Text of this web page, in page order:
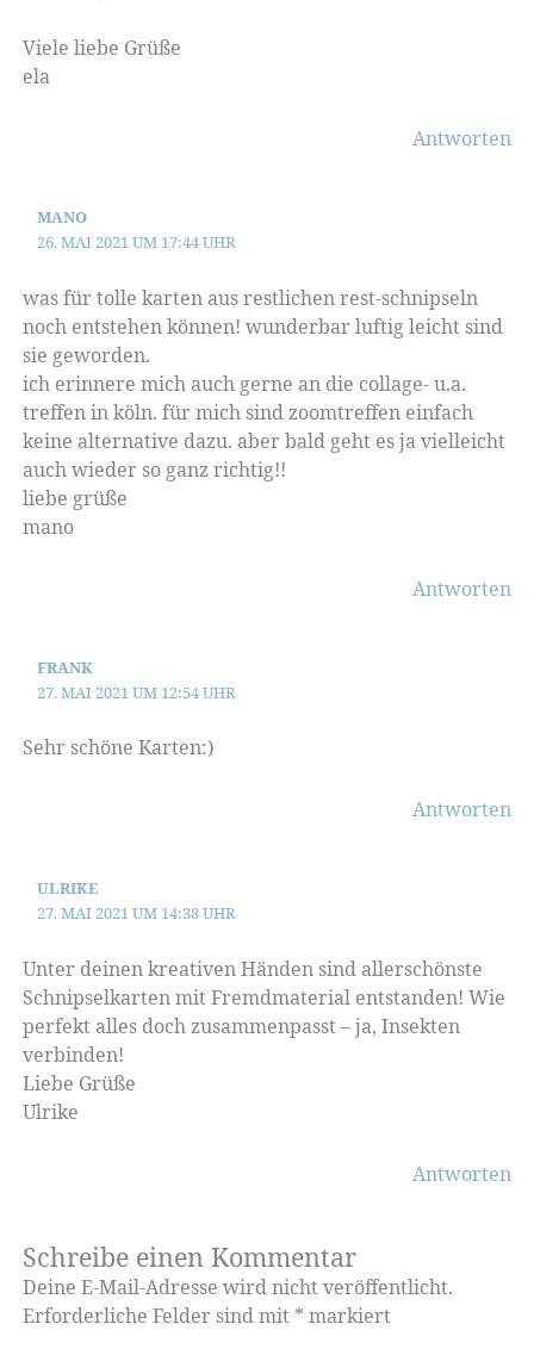
Viele liebe Grüße
ela
Antworten
MANO
26. MAI 2021 UM 17:44 UHR
was für tolle karten aus restlichen rest-schnipseln
noch entstehen können! wunderbar luftig leicht sind
sie geworden.
ich erinnere mich auch gerne an die collage- u.a.
treffen in köln. für mich sind zoomtreffen einfach
keine alternative dazu. aber bald geht es ja vielleicht
auch wieder so ganz richtig!!
liebe grüße
mano
Antworten
FRANK
27. MAI 2021 UM 12:54 UHR
Sehr schöne Karten:)
Antworten
ULRIKE
27. MAI 2021 UM 14:38 UHR
Unter deinen kreativen Händen sind allerschönste
Schnipselkarten mit Fremdmaterial entstanden! Wie
perfekt alles doch zusammenpasst – ja, Insekten
verbinden!
Liebe Grüße
Ulrike
Antworten
Schreibe einen Kommentar
Deine E-Mail-Adresse wird nicht veröffentlicht.
Erforderliche Felder sind mit * markiert